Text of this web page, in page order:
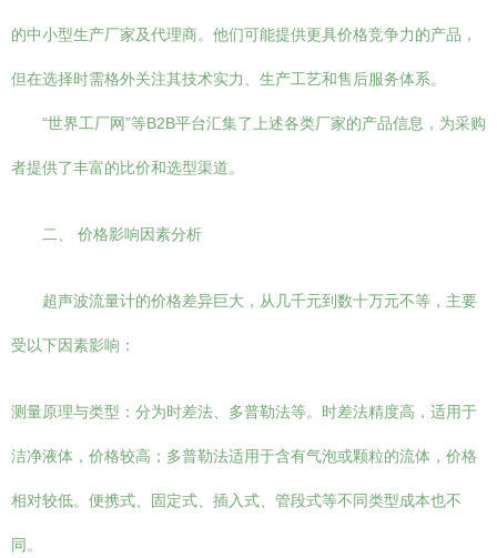
的中小型生产厂家及代理商。他们可能提供更具价格竞争力的产品，
但在选择时需格外关注其技术实力、生产工艺和售后服务体系。
“世界工厂网”等B2B平台汇集了上述各类厂家的产品信息，为采购
者提供了丰富的比价和选型渠道。
二、 价格影响因素分析
超声波流量计的价格差异巨大，从几千元到数十万元不等，主要
受以下因素影响：
测量原理与类型：分为时差法、多普勒法等。时差法精度高，适用于
洁净液体，价格较高；多普勒法适用于含有气泡或颗粒的流体，价格
相对较低。便携式、固定式、插入式、管段式等不同类型成本也不
同。